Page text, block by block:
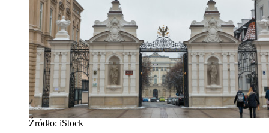
Źródło: iStock